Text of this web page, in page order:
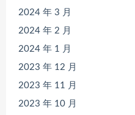
2024 年 3 月
2024 年 2 月
2024 年 1 月
2023 年 12 月
2023 年 11 月
2023 年 10 月